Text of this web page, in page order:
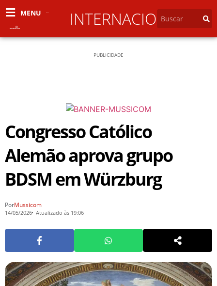
MENU INTERNACIONAL
PUBLICIDADE
Congresso Católico
Alemão aprova grupo
BDSM em Würzburg
PorMussicom
14/05/2026 Atualizado às 19:06